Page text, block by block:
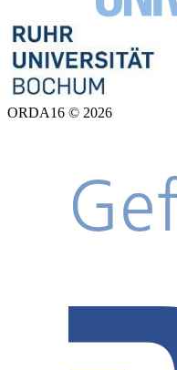
ORDA16 © 2026